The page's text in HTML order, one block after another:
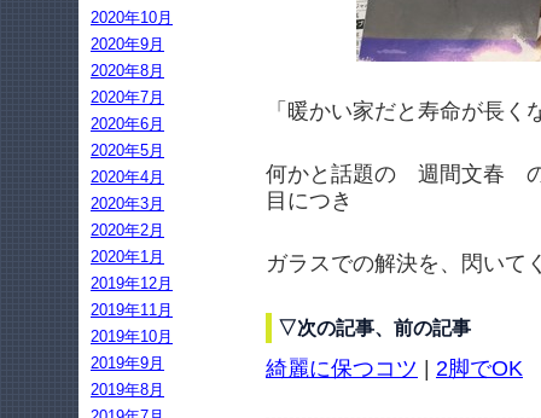
「暖かい家だと寿命が長く
何かと話題の 週間文春
目につき
ガラスでの解決を、閃い
▽次の記事、前の記事
綺麗に保つコツ 2脚でOK
2020年10月
2020年9月
2020年8月
2020年7月
2020年6月
2020年5月
2020年4月
2020年3月
2020年2月
2020年1月
2019年12月
2019年11月
2019年10月
2019年9月
2019年8月